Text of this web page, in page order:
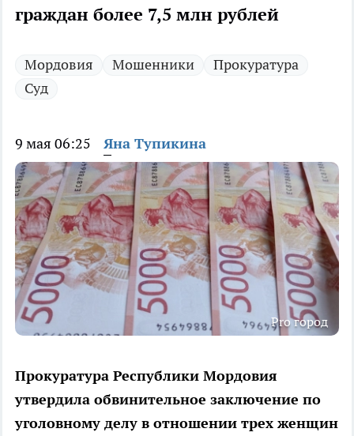
граждан более 7,5 млн рублей
Мордовия Мошенники
Прокуратура
Суд
9 мая 06:25 Яна Тупикина
Pro город
Прокуратура Республики Мордовия
утвердила обвинительное заключение по
уголовному делу в отношении трех женщин